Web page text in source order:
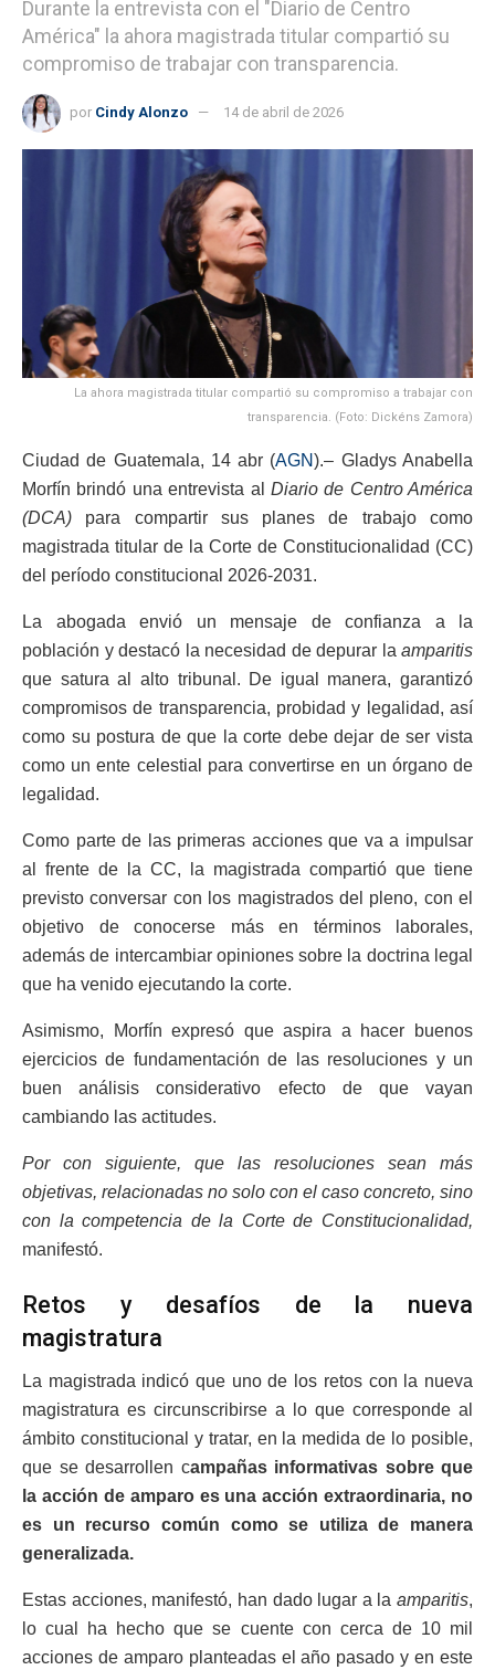
Durante la entrevista con el "Diario de Centro
América" la ahora magistrada titular compartió su
compromiso de trabajar con transparencia.
por Cindy Alonzo 14 de abril de 2026
La ahora magistrada titular compartió su compromiso a trabajar con
transparencia. (Foto: Dickéns Zamora)
Ciudad de Guatemala, 14 abr (AGN).– Gladys Anabella
Morfín brindó una entrevista al Diario de Centro América
(DCA) para compartir sus planes de trabajo como
magistrada titular de la Corte de Constitucionalidad (CC)
del período constitucional 2026-2031.
La abogada envió un mensaje de confianza a la
población y destacó la necesidad de depurar la amparitis
que satura al alto tribunal. De igual manera, garantizó
compromisos de transparencia, probidad y legalidad, así
como su postura de que la corte debe dejar de ser vista
como un ente celestial para convertirse en un órgano de
legalidad.
Como parte de las primeras acciones que va a impulsar
al frente de la CC, la magistrada compartió que tiene
previsto conversar con los magistrados del pleno, con el
objetivo de conocerse más en términos laborales,
además de intercambiar opiniones sobre la doctrina legal
que ha venido ejecutando la corte.
Asimismo, Morfín expresó que aspira a hacer buenos
ejercicios de fundamentación de las resoluciones y un
buen análisis considerativo efecto de que vayan
cambiando las actitudes.
Por con siguiente, que las resoluciones sean más
objetivas, relacionadas no solo con el caso concreto, sino
con la competencia de la Corte de Constitucionalidad,
manifestó.
Retos y desafíos de la nueva
magistratura
La magistrada indicó que uno de los retos con la nueva
magistratura es circunscribirse a lo que corresponde al
ámbito constitucional y tratar, en la medida de lo posible,
que se desarrollen campañas informativas sobre que
la acción de amparo es una acción extraordinaria, no
es un recurso común como se utiliza de manera
generalizada.
Estas acciones, manifestó, han dado lugar a la amparitis,
lo cual ha hecho que se cuente con cerca de 10 mil
acciones de amparo planteadas el año pasado y en este